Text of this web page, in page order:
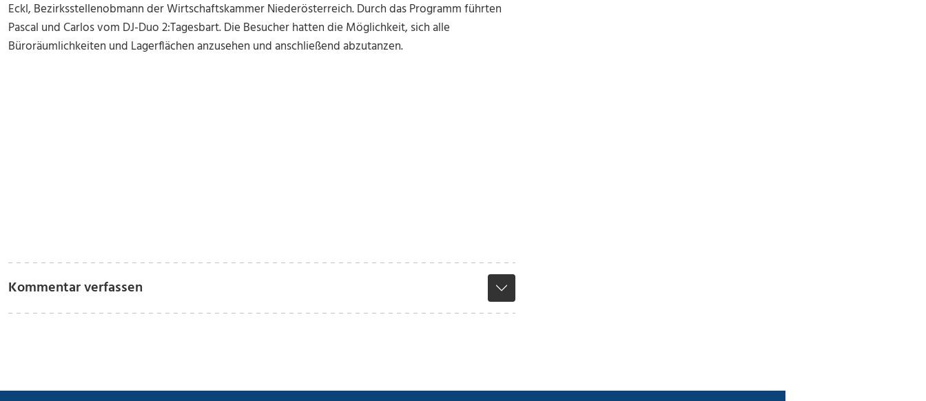
Eckl, Bezirksstellenobmann der Wirtschaftskammer Niederösterreich. Durch das Programm führten
Pascal und Carlos vom DJ-Duo 2:Tagesbart. Die Besucher hatten die Möglichkeit, sich alle
Büroräumlichkeiten und Lagerflächen anzusehen und anschließend abzutanzen.
Kommentar verfassen